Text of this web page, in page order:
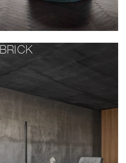
BRICK